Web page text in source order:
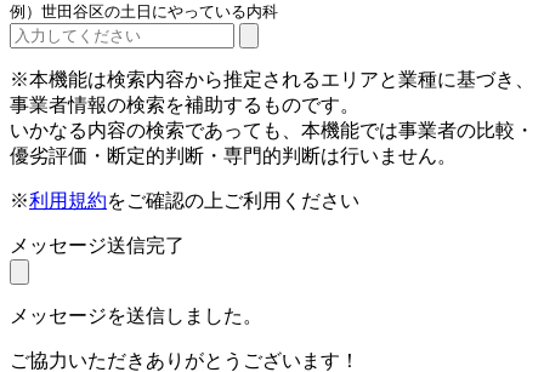
例）世田谷区の土日にやっている内科
※本機能は検索内容から推定されるエリアと業種に基づき、
事業者情報の検索を補助するものです。
いかなる内容の検索であっても、本機能では事業者の比較・
優劣評価・断定的判断・専門的判断は行いません。
※利用規約をご確認の上ご利用ください
メッセージ送信完了
メッセージを送信しました。
ご協力いただきありがとうございます！